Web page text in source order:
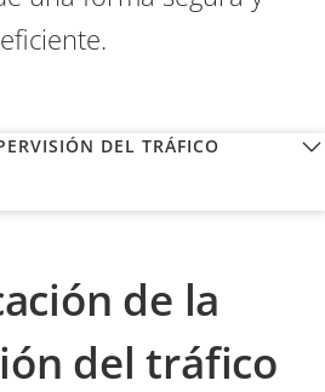
eficiente.
DEL TRÁFICO
de la
del tráfico